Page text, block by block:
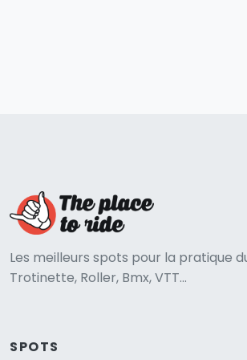
Les meilleurs spots pour la pratique
Trotinette, Roller, Bmx, VTT...
SPOTS